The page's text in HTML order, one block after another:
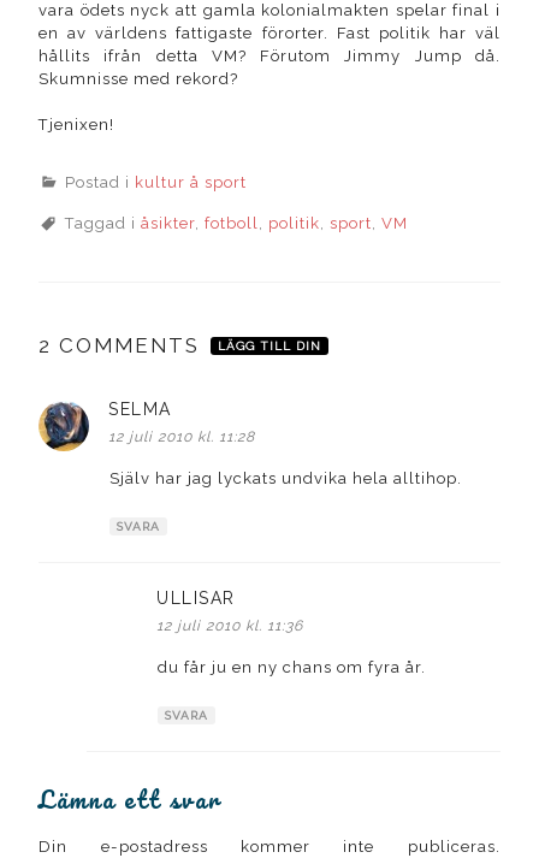
vara ödets nyck att gamla kolonialmakten spelar final i
en av världens fattigaste förorter. Fast politik har väl
hållits ifrån detta VM? Förutom Jimmy Jump då.
Skumnisse med rekord?
Tjenixen!
Postad i kultur å sport
Taggad iåsikter ,fotboll politik ,sport ,VM
2 COMMENTS LÄGG TILL DIN
SELMA
12 juli 2010 kl. 11:28
Själv har jag lyckats undvika hela alltihop.
SVARA
ULLISAR
12 juli 2010 kl. 11:36
du får ju en ny chans om fyra år.
SVARA
Lämna ett svar
Din e-postadress kommer inte publiceras.